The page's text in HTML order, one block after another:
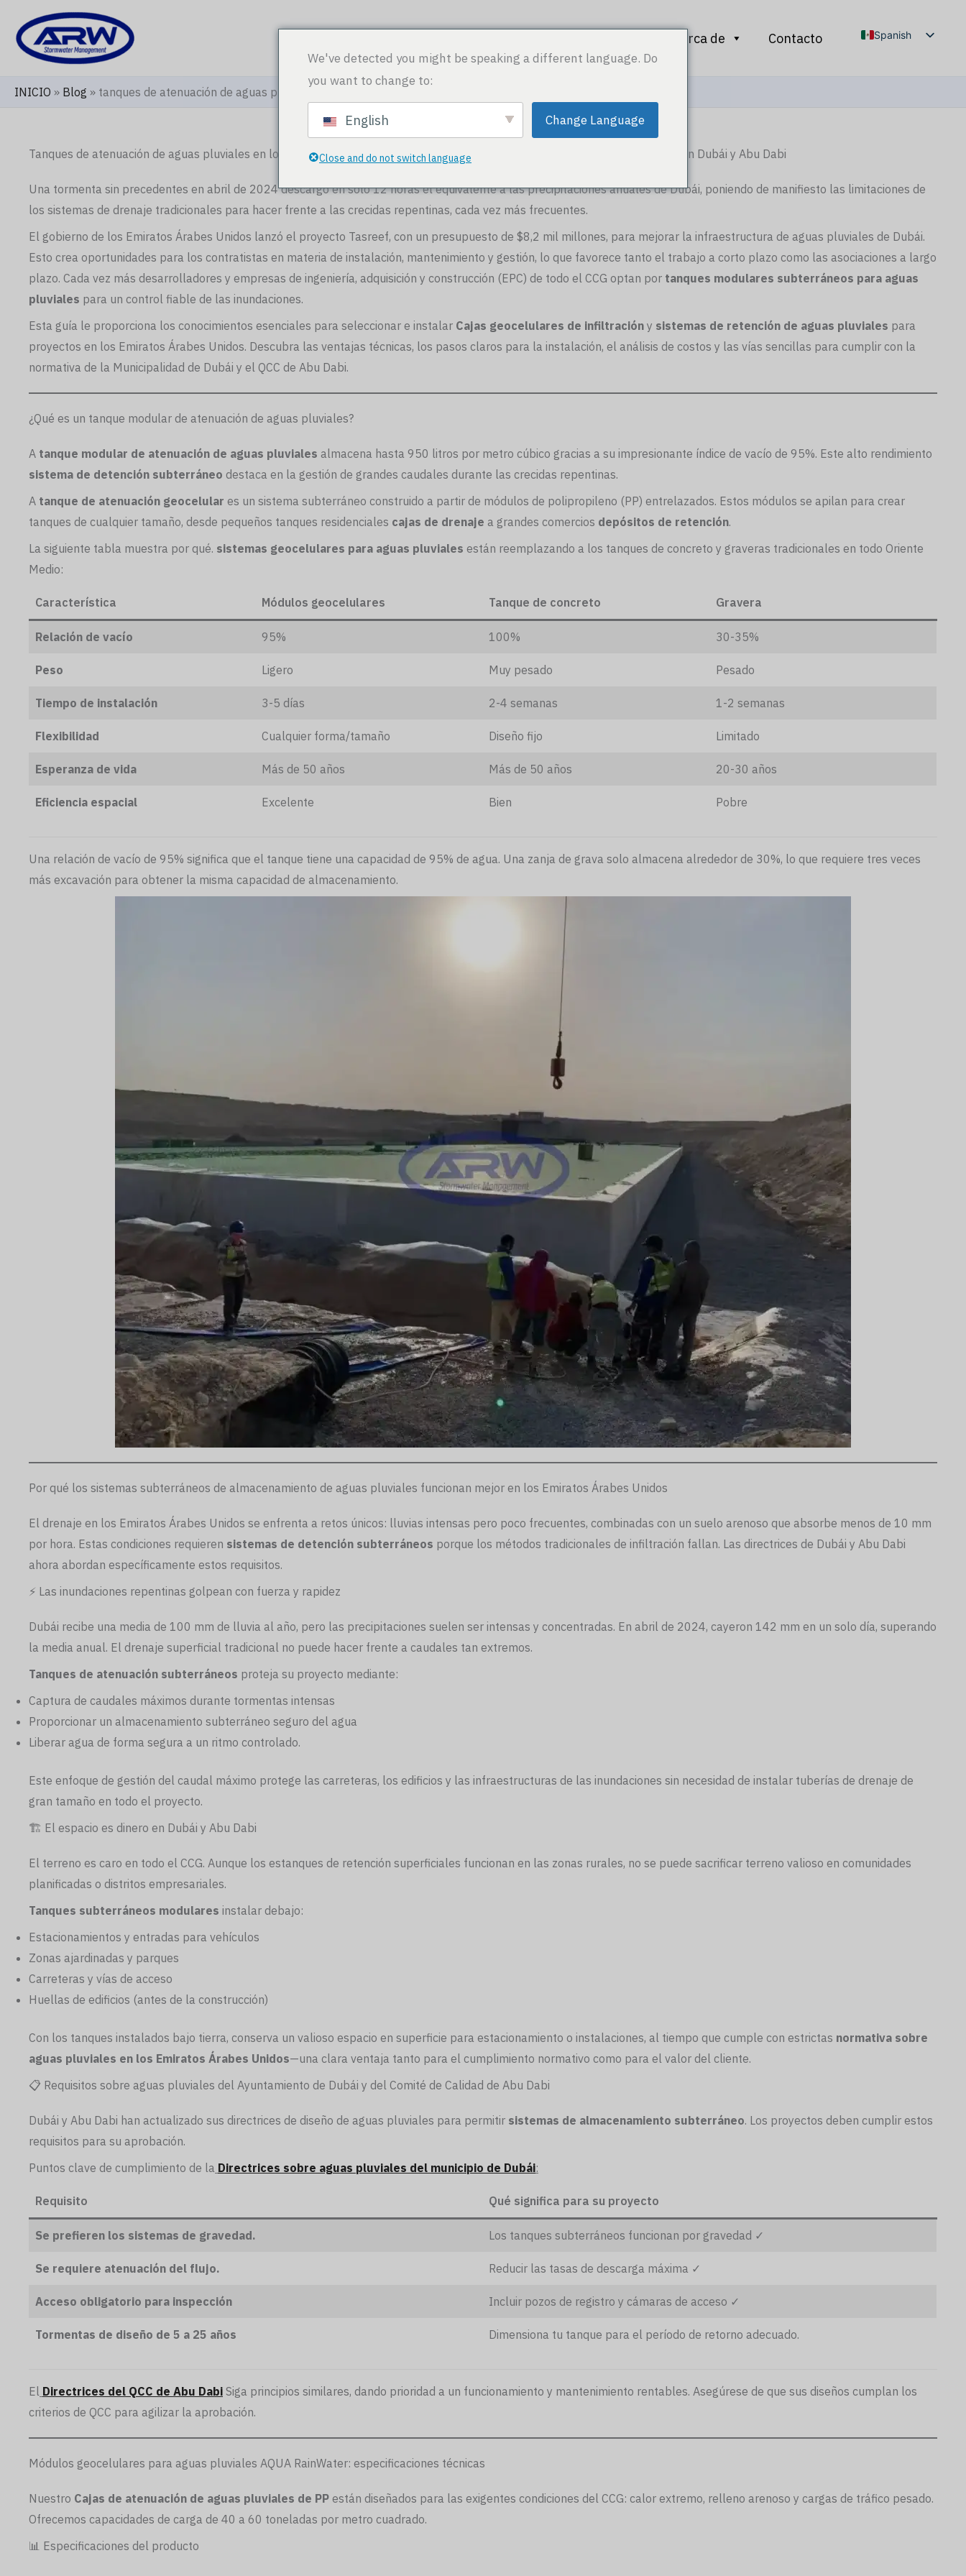
contenido
Acerca de Contacto
Spanish
INICIO » Blog » tanques de atenuación de aguas pluviales - Emiratos Árabes Unidos - Dubái - Abu Dabi
Tanques de atenuación de aguas pluviales en los Emiratos Árabes Unidos: sistemas geocelulares modulares para proyectos en Dubái y Abu Dabi
Una tormenta sin precedentes en abril de 2024 descargó en solo 12 horas el equivalente a las precipitaciones anuales de Dubái, poniendo de manifiesto las limitaciones de
los sistemas de drenaje tradicionales para hacer frente a las crecidas repentinas, cada vez más frecuentes.
El gobierno de los Emiratos Árabes Unidos lanzó el proyecto Tasreef, con un presupuesto de $8,2 mil millones, para mejorar la infraestructura de aguas pluviales de Dubái.
Esto crea oportunidades para los contratistas en materia de instalación, mantenimiento y gestión, lo que favorece tanto el trabajo a corto plazo como las asociaciones a largo
plazo. Cada vez más desarrolladores y empresas de ingeniería, adquisición y construcción (EPC) de todo el CCG optan por tanques modulares subterráneos para aguas
pluviales para un control fiable de las inundaciones.
Esta guía le proporciona los conocimientos esenciales para seleccionar e instalar Cajas geocelulares de infiltración y sistemas de retención de aguas pluviales para
proyectos en los Emiratos Árabes Unidos. Descubra las ventajas técnicas, los pasos claros para la instalación, el análisis de costos y las vías sencillas para cumplir con la
normativa de la Municipalidad de Dubái y el QCC de Abu Dabi.
¿Qué es un tanque modular de atenuación de aguas pluviales?
A tanque modular de atenuación de aguas pluviales almacena hasta 950 litros por metro cúbico gracias a su impresionante índice de vacío de 95%. Este alto rendimiento
sistema de detención subterráneo destaca en la gestión de grandes caudales durante las crecidas repentinas.
A tanque de atenuación geocelular es un sistema subterráneo construido a partir de módulos de polipropileno (PP) entrelazados. Estos módulos se apilan para crear
tanques de cualquier tamaño, desde pequeños tanques residenciales cajas de drenaje a grandes comercios depósitos de retención.
La siguiente tabla muestra por qué. sistemas geocelulares para aguas pluviales están reemplazando a los tanques de concreto y graveras tradicionales en todo Oriente
Medio:
Característica Módulos geocelulares Tanque de concreto Gravera
Relación de vacío 95% 100% 30-35%
Peso Ligero Muy pesado Pesado
Tiempo de instalación 3-5 días 2-4 semanas 1-2 semanas
Flexibilidad Cualquier forma/tamaño Diseño fijo Limitado
Esperanza de vida Más de 50 años Más de 50 años 20-30 años
Eficiencia espacial Excelente Bien Pobre
Una relación de vacío de 95% significa que el tanque tiene una capacidad de 95% de agua. Una zanja de grava solo almacena alrededor de 30%, lo que requiere tres veces
más excavación para obtener la misma capacidad de almacenamiento.
Por qué los sistemas subterráneos de almacenamiento de aguas pluviales funcionan mejor en los Emiratos Árabes Unidos
El drenaje en los Emiratos Árabes Unidos se enfrenta a retos únicos: lluvias intensas pero poco frecuentes, combinadas con un suelo arenoso que absorbe menos de 10 mm
por hora. Estas condiciones requieren sistemas de detención subterráneos porque los métodos tradicionales de infiltración fallan. Las directrices de Dubái y Abu Dabi
ahora abordan específicamente estos requisitos.
⚡ Las inundaciones repentinas golpean con fuerza y rapidez
Dubái recibe una media de 100 mm de lluvia al año, pero las precipitaciones suelen ser intensas y concentradas. En abril de 2024, cayeron 142 mm en un solo día, superando
la media anual. El drenaje superficial tradicional no puede hacer frente a caudales tan extremos.
Tanques de atenuación subterráneos proteja su proyecto mediante:
Captura de caudales máximos durante tormentas intensas
Proporcionar un almacenamiento subterráneo seguro del agua
Liberar agua de forma segura a un ritmo controlado.
Este enfoque de gestión del caudal máximo protege las carreteras, los edificios y las infraestructuras de las inundaciones sin necesidad de instalar tuberías de drenaje de
gran tamaño en todo el proyecto.
🏗️ El espacio es dinero en Dubái y Abu Dabi
El terreno es caro en todo el CCG. Aunque los estanques de retención superficiales funcionan en las zonas rurales, no se puede sacrificar terreno valioso en comunidades
planificadas o distritos empresariales.
Tanques subterráneos modulares instalar debajo:
Estacionamientos y entradas para vehículos
Zonas ajardinadas y parques
Carreteras y vías de acceso
Huellas de edificios (antes de la construcción)
Con los tanques instalados bajo tierra, conserva un valioso espacio en superficie para estacionamiento o instalaciones, al tiempo que cumple con estrictas normativa sobre
aguas pluviales en los Emiratos Árabes Unidos—una clara ventaja tanto para el cumplimiento normativo como para el valor del cliente.
📋 Requisitos sobre aguas pluviales del Ayuntamiento de Dubái y del Comité de Calidad de Abu Dabi
Dubái y Abu Dabi han actualizado sus directrices de diseño de aguas pluviales para permitir sistemas de almacenamiento subterráneo. Los proyectos deben cumplir estos
requisitos para su aprobación.
Puntos clave de cumplimiento de la Directrices sobre aguas pluviales del municipio de Dubái:
Requisito Qué significa para su proyecto
Se prefieren los sistemas de gravedad. Los tanques subterráneos funcionan por gravedad ✓
Se requiere atenuación del flujo. Reducir las tasas de descarga máxima ✓
Acceso obligatorio para inspección Incluir pozos de registro y cámaras de acceso ✓
Tormentas de diseño de 5 a 25 años Dimensiona tu tanque para el período de retorno adecuado.
El Directrices del QCC de Abu Dabi Siga principios similares, dando prioridad a un funcionamiento y mantenimiento rentables. Asegúrese de que sus diseños cumplan los
criterios de QCC para agilizar la aprobación.
Módulos geocelulares para aguas pluviales AQUA RainWater: especificaciones técnicas
Nuestro Cajas de atenuación de aguas pluviales de PP están diseñados para las exigentes condiciones del CCG: calor extremo, relleno arenoso y cargas de tráfico pesado.
Ofrecemos capacidades de carga de 40 a 60 toneladas por metro cuadrado.
📊 Especificaciones del producto
We've detected you might be speaking a different language. Do
you want to change to:
English Change Language
Close and do not switch language